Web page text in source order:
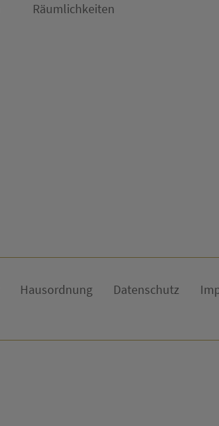
Räumlichkeiten
Hausordnung Datenschutz